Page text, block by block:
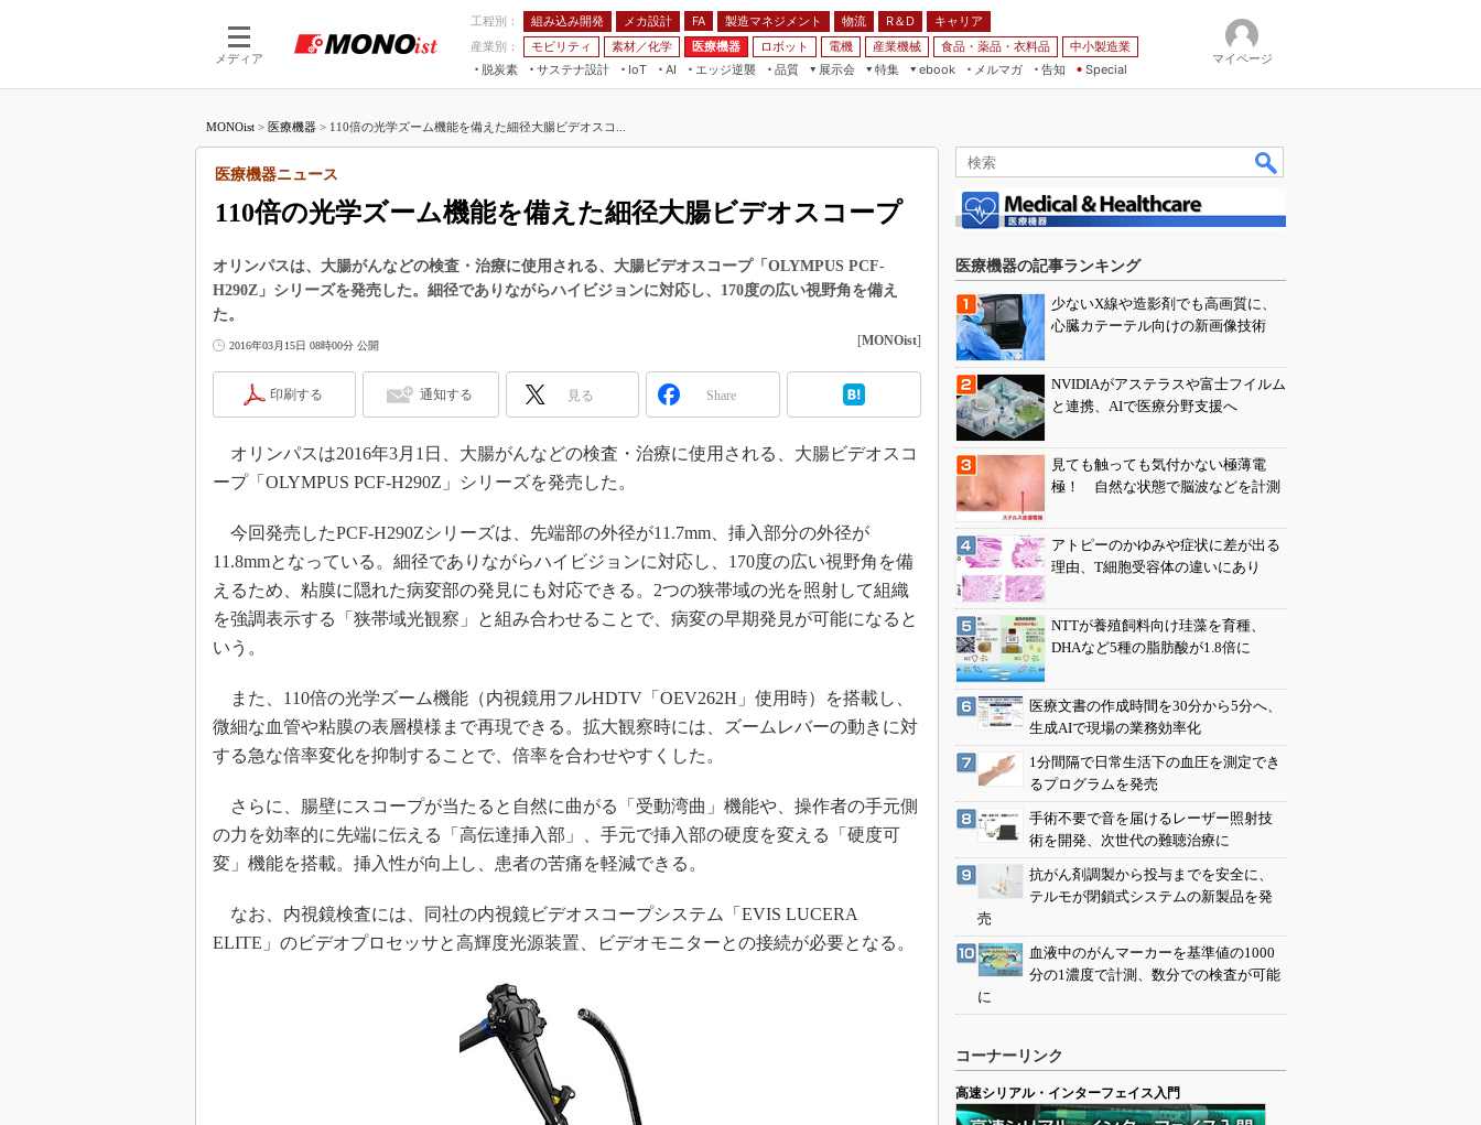
メディア
工程別： 組み込み開発 メカ設計 FA 製造マネジメント 物流 R＆D
キャリア
産業別：
モビリティ 素材／化学 医療機器 ロボット 電機 産業機械 食品・薬品・衣料品
中小製造業
脱炭素
サステナ設計
IoT
つながる工場
AI
AI×設備保全
エッジ逆襲 品質
展示会
JIMTOF
IIFES
ジャパンモビリティショー
スマート工場EXPO
EdgeTech+
日本ものづくりワールド
AUTOMOTIVE WORLD
特集
VR／AR
フィールドサービス
FPGA
組み込み画像技術
車載ソフト開発
無償設計ツール
デジタルツインとCAE
S＆OP
インダストリー4.0
メイドインジャパン
植物工場
海外生産
グローバル設計・開発
制御セキュリティ
新型コロナへの対応
ebook
FA
素材／化学
メルマガ
告知 Special
マイページ
MONOist > 医療機器 > 110倍の光学ズーム機能を備えた細径大腸ビデオスコ...
110倍の光学ズーム機能を備えた細径大腸ビデオスコープ
医療機器ニュース
オリンパスは、大腸がんなどの検査・治療に使用される、大腸ビデオスコープ「OLYMPUS PCF-
H290Z」シリーズを発売した。細径でありながらハイビジョンに対応し、170度の広い視野角を備え
た。
2016年03月15日 08時00分 公開 [MONOist]
印刷する 通知する 見る Share
オリンパスは2016年3月1日、大腸がんなどの検査・治療に使用される、大腸ビデオスコ
ープ「OLYMPUS PCF-H290Z」シリーズを発売した。
今回発売したPCF-H290Zシリーズは、先端部の外径が11.7mm、挿入部分の外径が
11.8mmとなっている。細径でありながらハイビジョンに対応し、170度の広い視野角を備
えるため、粘膜に隠れた病変部の発見にも対応できる。2つの狭帯域の光を照射して組織
を強調表示する「狭帯域光観察」と組み合わせることで、病変の早期発見が可能になると
いう。
また、110倍の光学ズーム機能（内視鏡用フルHDTV「OEV262H」使用時）を搭載し、
微細な血管や粘膜の表層模様まで再現できる。拡大観察時には、ズームレバーの動きに対
する急な倍率変化を抑制することで、倍率を合わせやすくした。
さらに、腸壁にスコープが当たると自然に曲がる「受動湾曲」機能や、操作者の手元側
の力を効率的に先端に伝える「高伝達挿入部」、手元で挿入部の硬度を変える「硬度可
変」機能を搭載。挿入性が向上し、患者の苦痛を軽減できる。
なお、内視鏡検査には、同社の内視鏡ビデオスコープシステム「EVIS LUCERA
ELITE」のビデオプロセッサと高輝度光源装置、ビデオモニターとの接続が必要となる。
医療機器の記事ランキング
少ないX線や造影剤でも高画質に、
心臓カテーテル向けの新画像技術
NVIDIAがアステラスや富士フイルム
と連携、AIで医療分野支援へ
見ても触っても気付かない極薄電
極！ 自然な状態で脳波などを計測
アトピーのかゆみや症状に差が出る
理由、T細胞受容体の違いにあり
NTTが養殖飼料向け珪藻を育種、
DHAなど5種の脂肪酸が1.8倍に
医療文書の作成時間を30分から5分へ、
生成AIで現場の業務効率化
1分間隔で日常生活下の血圧を測定でき
るプログラムを発売
手術不要で音を届けるレーザー照射技
術を開発、次世代の難聴治療に
抗がん剤調製から投与までを安全に、
テルモが閉鎖式システムの新製品を発
売
血液中のがんマーカーを基準値の1000
分の1濃度で計測、数分での検査が可能
に
コーナーリンク
高速シリアル・インターフェイス入門